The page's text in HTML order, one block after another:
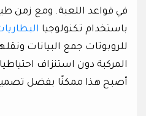
باستخدام تكنولوجيا
للروبوتات جمع البيانات
المركبة دون استنزاف
أصبح هذا ممكنًا بفضل تصميم